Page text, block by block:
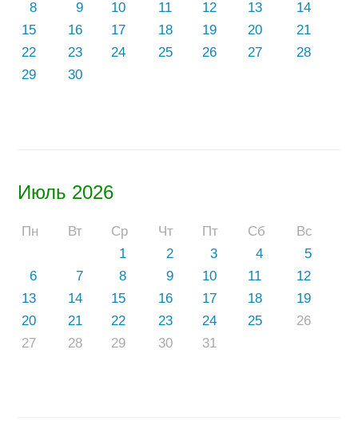
8
9 10 11 12 13
14
15
16 17 18 19 20
21
22
23 24 25 26 27
28
29
30
Июль 2026
Пн Вт Ср Чт Пт Сб
Вс
1
2 3 4
5
6
7 8 9 10 11
12
13
14 15 16 17 18
19
20
21 22 23 24 25
26
27
28 29 30 31